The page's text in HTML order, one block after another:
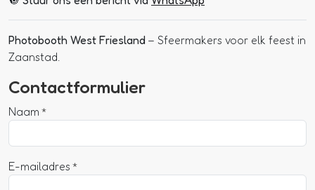
Photobooth West Friesland – Sfeermakers voor elk feest in
Zaanstad.
Contactformulier
Naam
E-mailadres